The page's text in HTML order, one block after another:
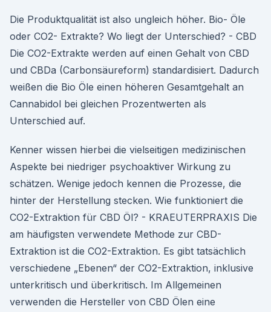
Die Produktqualität ist also ungleich höher. Bio- Öle
oder CO2- Extrakte? Wo liegt der Unterschied? - CBD
Die CO2-Extrakte werden auf einen Gehalt von CBD
und CBDa (Carbonsäureform) standardisiert. Dadurch
weißen die Bio Öle einen höheren Gesamtgehalt an
Cannabidol bei gleichen Prozentwerten als
Unterschied auf.
Kenner wissen hierbei die vielseitigen medizinischen
Aspekte bei niedriger psychoaktiver Wirkung zu
schätzen. Wenige jedoch kennen die Prozesse, die
hinter der Herstellung stecken. Wie funktioniert die
CO2-Extraktion für CBD Öl? - KRAEUTERPRAXIS Die
am häufigsten verwendete Methode zur CBD-
Extraktion ist die CO2-Extraktion. Es gibt tatsächlich
verschiedene „Ebenen“ der CO2-Extraktion, inklusive
unterkritisch und überkritisch. Im Allgemeinen
verwenden die Hersteller von CBD Ölen eine